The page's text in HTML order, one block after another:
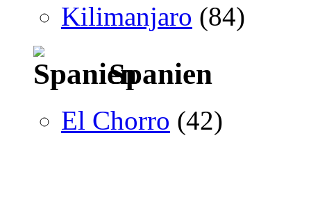
Kilimanjaro (84)
Spanien
El Chorro (42)